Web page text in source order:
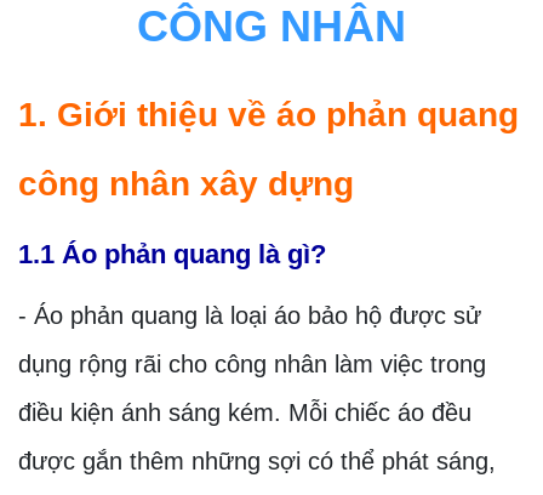
CÔNG NHÂN
1. Giới thiệu về áo phản quang
công nhân xây dựng
1.1 Áo phản quang là gì?
- Áo phản quang là loại áo bảo hộ được sử
dụng rộng rãi cho công nhân làm việc trong
điều kiện ánh sáng kém. Mỗi chiếc áo đều
được gắn thêm những sợi có thể phát sáng,